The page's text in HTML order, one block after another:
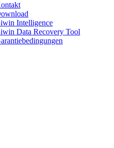
Intelligence
Data Recovery Tool